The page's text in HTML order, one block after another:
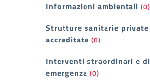
Informazioni ambientali (0)
Strutture sanitarie private
accreditate (0)
Interventi straordinari e di
emergenza (0)